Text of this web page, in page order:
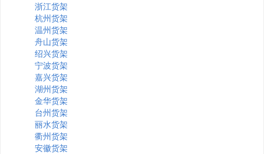
浙江货架
杭州货架
温州货架
舟山货架
绍兴货架
宁波货架
嘉兴货架
湖州货架
金华货架
台州货架
丽水货架
衢州货架
安徽货架